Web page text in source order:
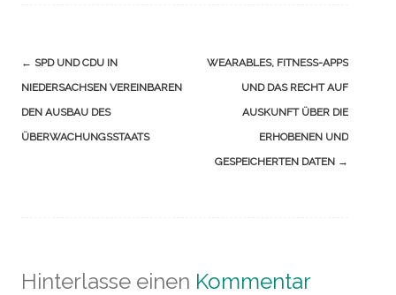
Navigation
(Beiträge)
← SPD UND CDU IN
NIEDERSACHSEN VEREINBAREN
DEN AUSBAU DES
ÜBERWACHUNGSSTAATS
WEARABLES, FITNESS-APPS
UND DAS RECHT AUF
AUSKUNFT ÜBER DIE
ERHOBENEN UND
GESPEICHERTEN DATEN →
Hinterlasse einen Kommentar